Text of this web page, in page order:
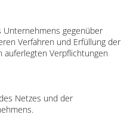
Unternehmens gegenüber
Verfahren und Erfüllung der
auferlegten Verpflichtungen
Netzes und der